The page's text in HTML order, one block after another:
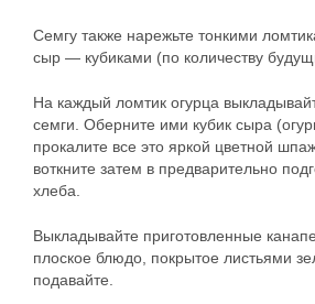
Семгу также нарежьте тонкими
сыр — кубиками (по количеству
На каждый ломтик огурца
семги. Оберните ими кубик сыра
прокалите все это яркой цветной
воткните затем в предварительно
хлеба.
Выкладывайте приготовленные
плоское блюдо, покрытое листьями
подавайте.